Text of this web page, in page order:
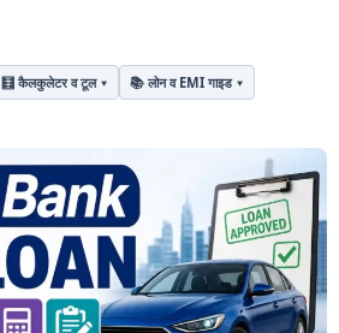
🧮 कैलकुलेटर व टूल 📚 लोन व EMI गाइड